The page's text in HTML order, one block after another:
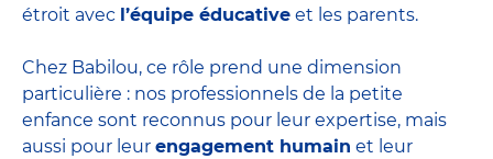
étroit avec l’équipe éducative et les parents.
Chez Babilou, ce rôle prend une dimension
particulière : nos professionnels de la petite
enfance sont reconnus pour leur expertise, mais
aussi pour leur engagement humain et leur